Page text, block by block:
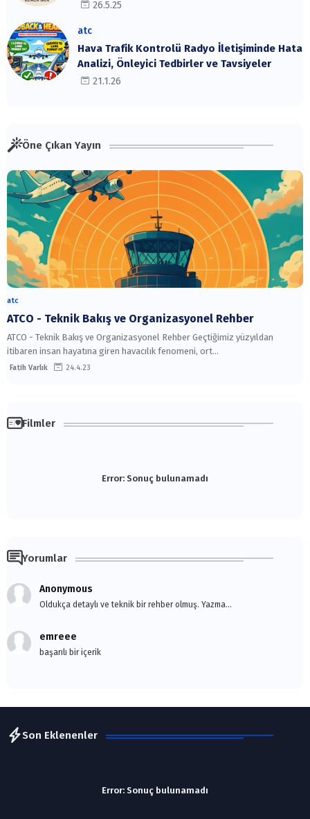
26.5.25
atc
Hava Trafik Kontrolü Radyo İletişiminde Hata
Analizi, Önleyici Tedbirler ve Tavsiyeler
21.1.26
Öne Çıkan Yayın
atc
ATCO - Teknik Bakış ve Organizasyonel Rehber
ATCO - Teknik Bakış ve Organizasyonel Rehber Geçtiğimiz yüzyıldan
itibaren insan hayatına giren havacılık fenomeni, ort…
Fatih Varlık 24.4.23
Filmler
Error: Sonuç bulunamadı
Yorumlar
Anonymous
Oldukça detaylı ve teknik bir rehber olmuş. Yazma...
emreee
başarılı bir içerik
Son Eklenenler
Error: Sonuç bulunamadı